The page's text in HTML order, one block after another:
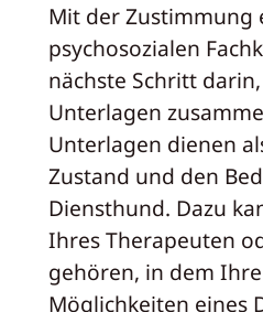
Mit der Zustimmung
psychosozialen
nächste Schritt
Unterlagen
Unterlagen dienen
Zustand und den
Diensthund. Dazu
Ihres Therapeuten
gehören, in dem
Möglichkeiten eines